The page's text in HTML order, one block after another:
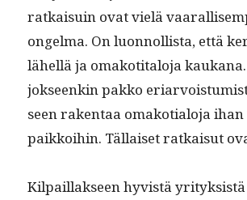
ratkaisuin ovat vielä
ongel­ma. On luon­nol­lista, että
lähel­lä ja omakoti­talo­ja
jok­seenkin pakko
seen rak­en­taa omako­tialo­ja
paikkoi­hin. Täl­laiset ratkaisut
Kil­pail­lak­seen hyvistä